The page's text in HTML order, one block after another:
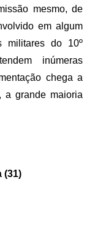
mesmo, de
em algum
militares do 10º
inúmeras
chega a
a grande maioria
(31)